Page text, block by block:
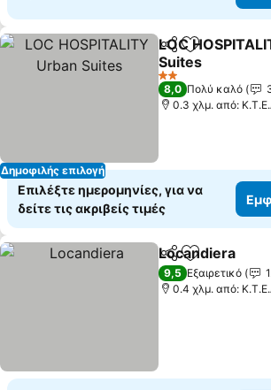
Δημοφιλής επιλογή
Κοινοποίηση
Προσθήκη
LOC
Suites
Εμφάνιση τιμών
2 Αστέρια
8,0 Πολύ καλό
0.3 χλμ. από:
Επιλέξτε ημερομηνίες, για να
δείτε τις ακριβείς τιμές
Κοινοποίηση
Προσθήκη
Locandiera
9,5 Εξαιρετικό
0.4 χλμ. από: